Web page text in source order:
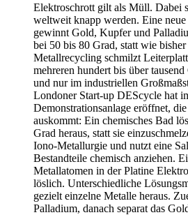
Elektroschrott gilt als Müll. Dabei
weltweit knapp werden. Eine
gewinnt Gold, Kupfer und
bei 50 bis 80 Grad, statt wie
Metallrecycling schmilzt
mehreren hundert bis über
und nur im industriellen
Londoner Start-up DEScycle hat
Demonstrationsanlage eröffnet,
auskommt: Ein chemisches Bad
Grad heraus, statt sie
Iono-Metallurgie und nutzt eine
Bestandteile chemisch anziehen.
Metallatomen in der Platine
löslich. Unterschiedliche
gezielt einzelne Metalle heraus.
Palladium, danach separat das